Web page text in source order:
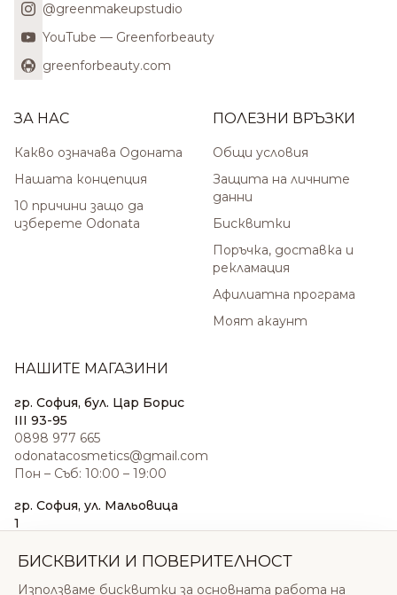
@greenmakeupstudio
YouTube — Greenforbeauty
greenforbeauty.com
ЗА НАС
Какво означава Одоната
Нашата концепция
10 причини защо да
изберете Odonata
ПОЛЕЗНИ ВРЪЗКИ
Общи условия
Защита на личните
данни
Бисквитки
Поръчка, доставка и
рекламация
Афилиатна програма
Моят акаунт
НАШИТЕ МАГАЗИНИ
гр. София, бул. Цар Борис
III 93-95
0898 977 665
odonatacosmetics@gmail.com
Пон – Съб: 10:00 – 19:00
гр. София, ул. Мальовица
1
sales@odonatacosmetics.com
БИСКВИТКИ И ПОВЕРИТЕЛНОСТ
Използваме бисквитки за основната работа на